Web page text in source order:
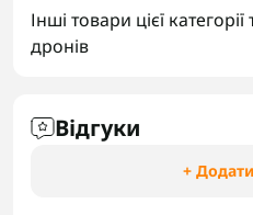
Інші товари цієї категорії
дронів
Відгуки
+